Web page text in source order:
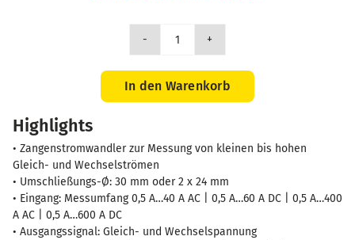
Zange
16
CVH
In den Warenkorb
Highlights
• Zangenstromwandler zur Messung von kleinen bis hohen
Gleich- und Wechselströmen
• Umschließungs-Ø: 30 mm oder 2 x 24 mm
• Eingang: Messumfang 0,5 A…40 A AC | 0,5 A…60 A DC | 0,5 A…400
A AC | 0,5 A…600 A DC
• Ausgangssignal: Gleich- und Wechselspannung